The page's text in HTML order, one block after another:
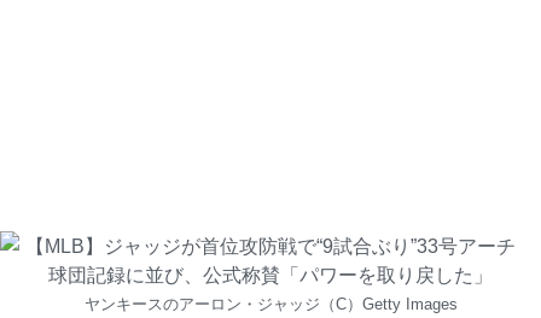
ヤンキースのアーロン・ジャッジ（C）Getty Images